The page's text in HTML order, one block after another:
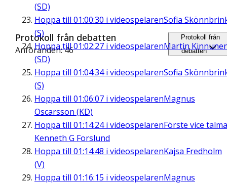
(SD)
Hoppa till 01:00:30 i videospelarenSofia
(S)
Hoppa till01:02:27 i videospelarenMartin
(SD)
Hoppa till 01:04:34i videospelarenSofia
(S)
Hoppa till 01:06:07 i videospelarenMagnus
Oscarsson (KD)
Hoppa till 01:14:24i videospelarenFörste vice
Kenneth G Forslund
Hoppa till 01:14:48 i videospelarenKajsa Fredholm
(V)
Hoppa till 01:16:15 i videospelarenMagnus
Protokoll från debatten
Anföranden: 46
Protokoll från
debatten